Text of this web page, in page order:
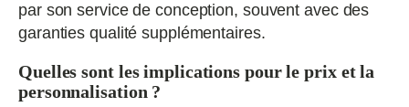
par son service de conception, souvent avec des
garanties qualité supplémentaires.
Quelles sont les implications pour le prix et la
personnalisation ?